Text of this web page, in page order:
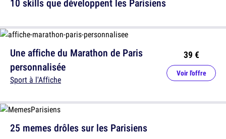
10 skills que développent les Parisiens
25 memes drôles sur les Parisiens
Une affiche du Marathon de Paris
personnalisée
Sport à l'Affiche
39 €
Voir l'offre